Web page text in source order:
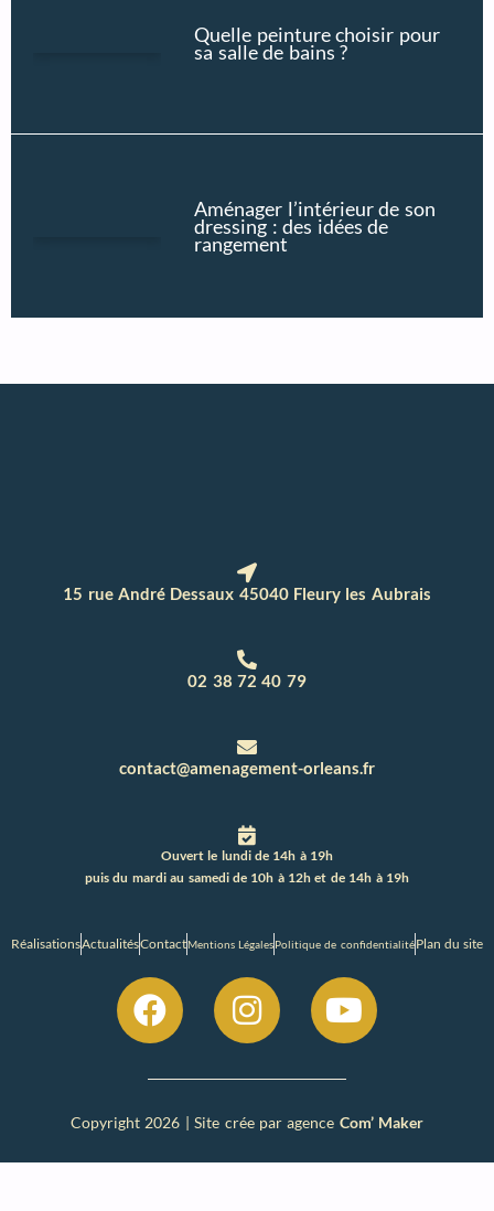
Quelle peinture choisir pour
sa salle de bains ?
Aménager l’intérieur de son
dressing : des idées de
rangement
15 rue André Dessaux 45040 Fleury les Aubrais
02 38 72 40 79
contact@amenagement-orleans.fr
Ouvert le lundi de 14h à 19h
puis du mardi au samedi de 10h à 12h et de 14h à 19h
RéalisationsActualitésContactMentions LégalesPolitique de confidentialitéPlan du site
Copyright 2026 | Site crée par agence Com’ Maker